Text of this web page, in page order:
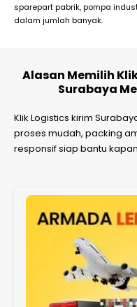
sparepart pabrik, pompa
dalam jumlah banyak.
Alasan Memilih
Surabaya
Klik Logistics kirim
proses mudah, packing
responsif siap bantu